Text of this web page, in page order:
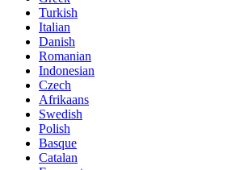
Turkish
Italian
Danish
Romanian
Indonesian
Czech
Afrikaans
Swedish
Polish
Basque
Catalan